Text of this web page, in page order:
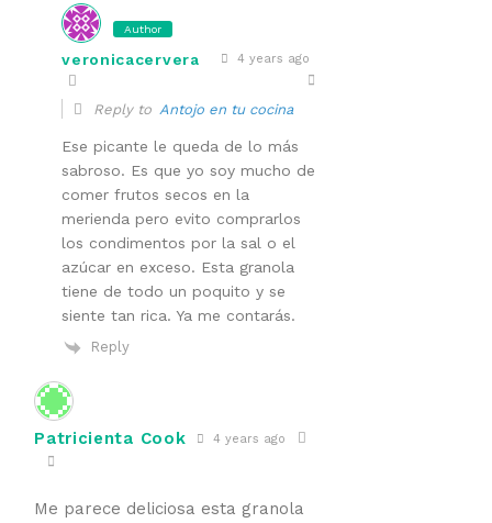
Author
veronicacervera 4 years ago
Reply toAntojo en tu cocina
Ese picante le queda de lo más
sabroso. Es que yo soy mucho de
comer frutos secos en la
merienda pero evito comprarlos
los condimentos por la sal o el
azúcar en exceso. Esta granola
tiene de todo un poquito y se
siente tan rica. Ya me contarás.
Reply
Patricienta Cook 4 years ago
Me parece deliciosa esta granola